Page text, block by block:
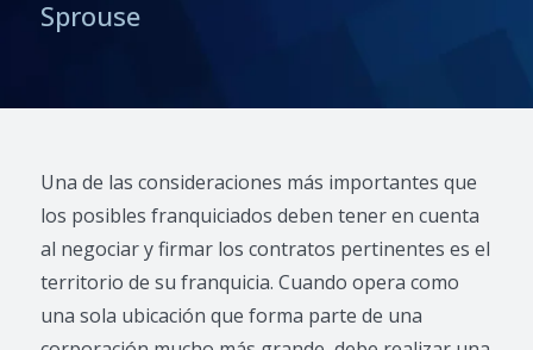
Sprouse
Una de las consideraciones más importantes que
los posibles franquiciados deben tener en cuenta
al negociar y firmar los contratos pertinentes es el
territorio de su franquicia. Cuando opera como
una sola ubicación que forma parte de una